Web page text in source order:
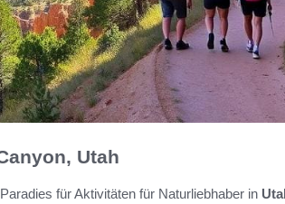
Utah
für Aktivitäten für Naturliebhaber in